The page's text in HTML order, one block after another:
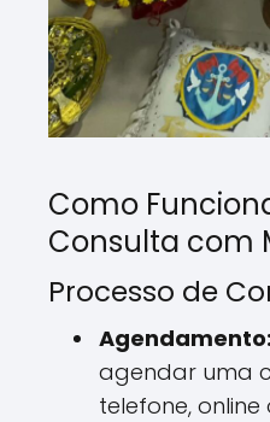
Como
Consulta com
Processo de
Agendamento:
agendar uma
telefone,